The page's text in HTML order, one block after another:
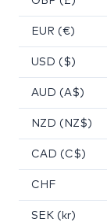
EUR (€)
USD ($)
AUD (A$)
NZD (NZ$)
CAD (C$)
CHF
SEK (kr)